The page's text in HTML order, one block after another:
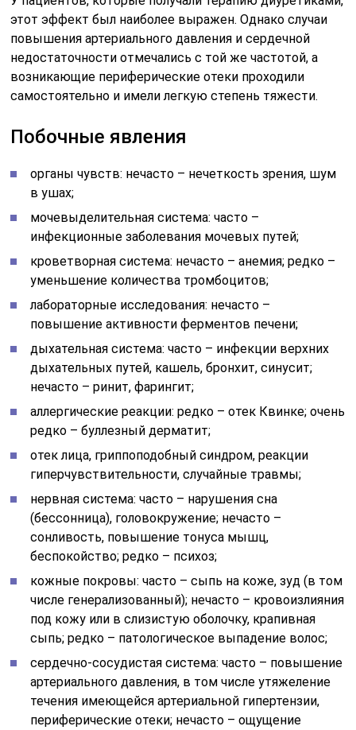
этот эффект был наиболее выражен. Однако случаи
повышения артериального давления и сердечной
недостаточности отмечались с той же частотой, а
возникающие периферические отеки проходили
самостоятельно и имели легкую степень тяжести.
Побочные явления
органы чувств: нечасто – нечеткость зрения, шум
в ушах;
мочевыделительная система: часто –
инфекционные заболевания мочевых путей;
кроветворная система: нечасто – анемия; редко –
уменьшение количества тромбоцитов;
лабораторные исследования: нечасто –
повышение активности ферментов печени;
дыхательная система: часто – инфекции верхних
дыхательных путей, кашель, бронхит, синусит;
нечасто – ринит, фарингит;
аллергические реакции: редко – отек Квинке; очень
редко – буллезный дерматит;
отек лица, гриппоподобный синдром, реакции
гиперчувствительности, случайные травмы;
нервная система: часто – нарушения сна
(бессонница), головокружение; нечасто –
сонливость, повышение тонуса мышц,
беспокойство; редко – психоз;
кожные покровы: часто – сыпь на коже, зуд (в том
числе генерализованный); нечасто – кровоизлияния
под кожу или в слизистую оболочку, крапивная
сыпь; редко – патологическое выпадение волос;
сердечно-сосудистая система: часто – повышение
артериального давления, в том числе утяжеление
течения имеющейся артериальной гипертензии,
периферические отеки; нечасто – ощущение